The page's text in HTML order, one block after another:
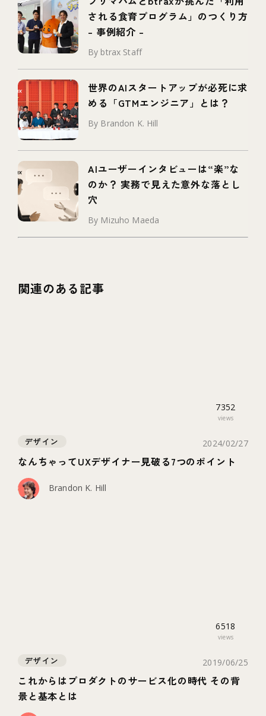
される食育プログラム」のつくり方
– 事例紹介 –
By btrax Staff
世界のAIスタートアップが必死に求
める「GTMエンジニア」とは？
By Brandon K. Hill
AIユーザーインタビューは“楽”な
のか？ 実務で見えた意外な落とし
穴
By Mizuho Maeda
関連のある記事
7352
views
デザイン 2024/02/27
なんちゃってUXデザイナー見破る7つのポイント
Brandon K. Hill
6518
views
デザイン 2019/06/25
これからはプロダクトのサービス化の時代 その背
景と基本とは